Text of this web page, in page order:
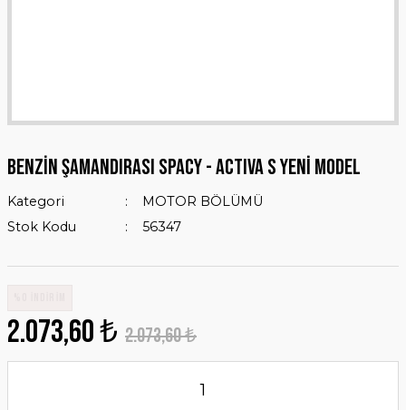
BENZİN ŞAMANDIRASI SPACY - ACTIVA S Yeni Model
Kategori
MOTOR BÖLÜMÜ
Stok Kodu
56347
2.073,60 ₺ 2.073,60 ₺